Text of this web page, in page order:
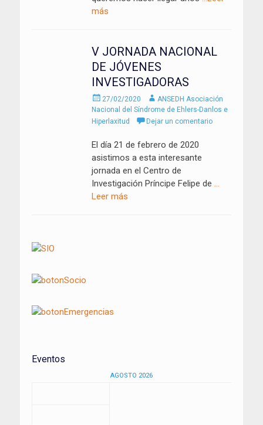
más
V JORNADA NACIONAL
DE JÓVENES
INVESTIGADORAS
Enviado
el
27/02/2020 AutorANSEDH Asociación
Nacional del Síndrome de Ehlers-Danlos e
Hiperlaxitud
Dejar un comentario
El día 21 de febrero de 2020
asistimos a esta interesante
jornada en el Centro de
Investigación Príncipe Felipe de …
Leer más
Eventos
AGOSTO 2026